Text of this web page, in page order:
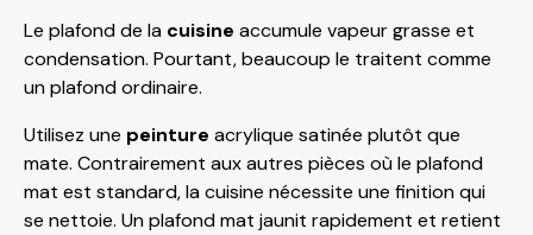
Le plafond de la cuisine accumule vapeur grasse et
condensation. Pourtant, beaucoup le traitent comme
un plafond ordinaire.
Utilisez une peinture acrylique satinée plutôt que
mate. Contrairement aux autres pièces où le plafond
mat est standard, la cuisine nécessite une finition qui
se nettoie. Un plafond mat jaunit rapidement et retient